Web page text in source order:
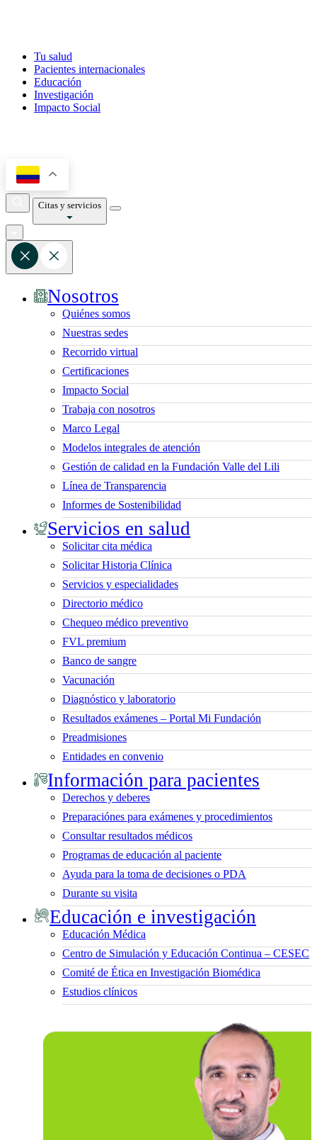
Tu salud
Pacientes internacionales
Educación
Investigación
Impacto Social
Citas y servicios
Nosotros
Quiénes somos
Nuestras sedes
Recorrido virtual
Certificaciones
Impacto Social
Trabaja con nosotros
Marco Legal
Modelos integrales de atención
Gestión de calidad en la Fundación Valle del Lili
Línea de Transparencia
Informes de Sostenibilidad
Servicios en salud
Solicitar cita médica
Solicitar Historia Clínica
Servicios y especialidades
Directorio médico
Chequeo médico preventivo
FVL premium
Banco de sangre
Vacunación
Diagnóstico y laboratorio
Resultados exámenes – Portal Mi Fundación
Preadmisiones
Entidades en convenio
Información para pacientes
Derechos y deberes
Preparaciónes para exámenes y procedimientos
Consultar resultados médicos
Programas de educación al paciente
Ayuda para la toma de decisiones o PDA
Durante su visita
Educación e investigación
Educación Médica
Centro de Simulación y Educación Continua – CESEC
Comité de Ética en Investigación Biomédica
Estudios clínicos